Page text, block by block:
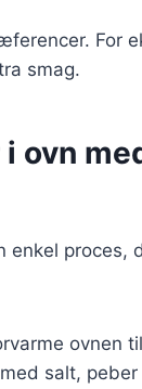
For
smag.
ovn
enkel proces,
ovnen
salt, peber